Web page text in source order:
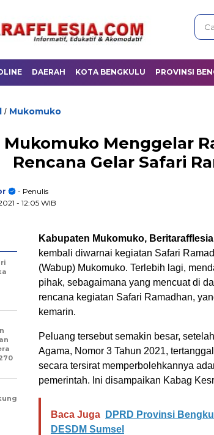
DAERAH KOTA BENGKULU PROVINSI
/ Mukomuko
Menggelar
Rencana Gelar Safari
- Penulis
- 12:05 WIB
Kabupaten Mukomuko,
kembali diwarnai kegiatan Safari
(Wabup) Mukomuko. Terlebih lagi,
pihak, sebagaimana yang mencuat di
rencana kegiatan Safari Ramadhan,
kemarin.
Peluang tersebut semakin besar,
Agama, Nomor 3 Tahun 2021,
secara tersirat memperbolehkannya
pemerintah. Ini disampaikan Kabag
Baca Juga
DPRD Provinsi
DESDM Sumsel